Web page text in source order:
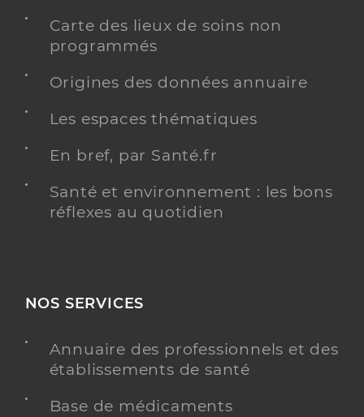
Carte des lieux de soins non
programmés
Origines des données annuaire
Les espaces thématiques
En bref, par Santé.fr
Santé et environnement : les bons
réflexes au quotidien
NOS SERVICES
Annuaire des professionnels et des
établissements de santé
Base de médicaments